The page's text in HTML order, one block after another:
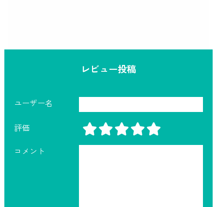
レビュー投稿
ユーザー名
評価
コメント